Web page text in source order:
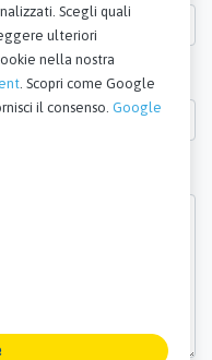
Scegli quali
ulteriori
nella nostra
. Scopri come Google
il consenso. Google